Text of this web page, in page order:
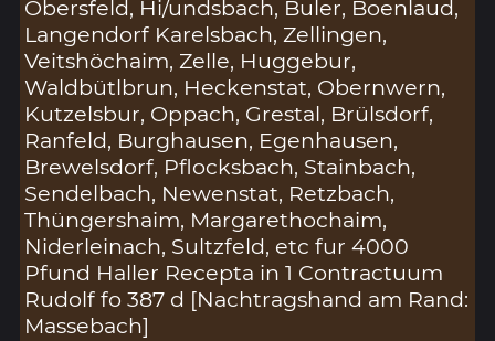
Obersfeld, Hi/undsbach, Buler, Boenlaud,
Langendorf Karelsbach, Zellingen,
Veitshöchaim, Zelle, Huggebur,
Waldbütlbrun, Heckenstat, Obernwern,
Kutzelsbur, Oppach, Grestal, Brülsdorf,
Ranfeld, Burghausen, Egenhausen,
Brewelsdorf, Pflocksbach, Stainbach,
Sendelbach, Newenstat, Retzbach,
Thüngershaim, Margarethochaim,
Niderleinach, Sultzfeld, etc fur 4000
Pfund Haller Recepta in 1 Contractuum
Rudolf fo 387 d [Nachtragshand am Rand:
Massebach]